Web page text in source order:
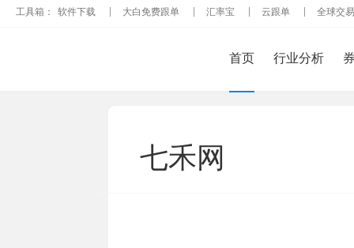
工具箱： 软件下载 大白免费跟单 汇率宝 云跟单 全球交
首页 行业分析
七禾网